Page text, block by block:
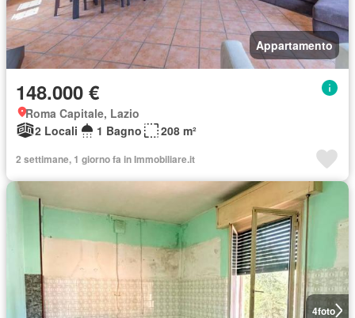
Appartamento
148.000 €
Roma Capitale, Lazio
2 Locali
1 Bagno 208 m²
2 settimane, 1 giorno fa in Immobiliare.it
4foto